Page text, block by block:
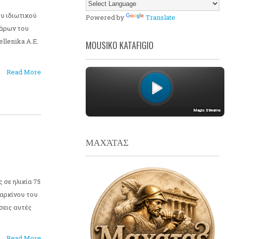
ιδιωτικού
του
Α.Ε.
Read More
ηλικία 75
του
αυτές
Powered by Translate
MOUSIKO KATAFIGIO
ΜΑΧΆΤΑΣ